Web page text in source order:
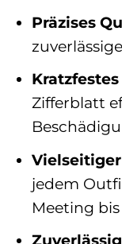
Präzises
Zifferblatt
jedem
Meeting